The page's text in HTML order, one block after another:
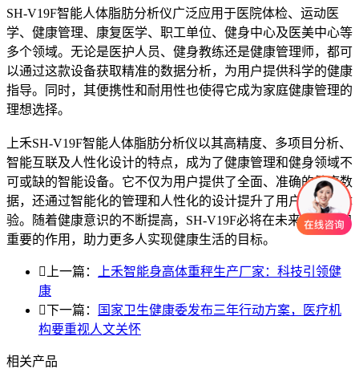
SH-V19F智能人体脂肪分析仪广泛应用于医院体检、运动医
学、健康管理、康复医学、职工单位、健身中心及医美中心等
多个领域。无论是医护人员、健身教练还是健康管理师，都可
以通过这款设备获取精准的数据分析，为用户提供科学的健康
指导。同时，其便携性和耐用性也使得它成为家庭健康管理的
理想选择。
上禾SH-V19F智能人体脂肪分析仪以其高精度、多项目分析、
智能互联及人性化设计的特点，成为了健康管理和健身领域不
可或缺的智能设备。它不仅为用户提供了全面、准确的健康数
据，还通过智能化的管理和人性化的设计提升了用户的使用体
验。随着健康意识的不断提高，SH-V19F必将在未来发挥更加
重要的作用，助力更多人实现健康生活的目标。
 上一篇：
上禾智能身高体重秤生产厂家：科技引领健
康
下一篇：
国家卫生健康委发布三年行动方案，医疗机
构要重视人文关怀
相关产品